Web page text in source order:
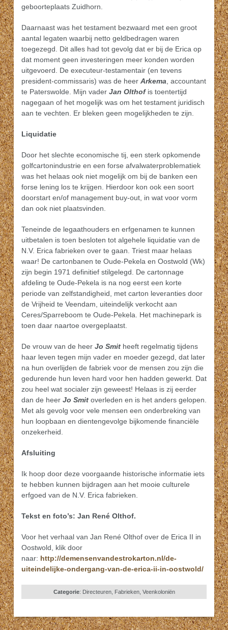
geboorteplaats Zuidhorn.
Daarnaast was het testament bezwaard met een groot
aantal legaten waarbij netto geldbedragen waren
toegezegd. Dit alles had tot gevolg dat er bij de Erica op
dat moment geen investeringen meer konden worden
uitgevoerd. De executeur-testamentair (en tevens
president-commissaris) was de heer Arkema , accountant
te Paterswolde. Mijn vader Jan Olthof is toentertijd
nagegaan of het mogelijk was om het testament juridisch
aan te vechten. Er bleken geen mogelijkheden te zijn.
Liquidatie
Door het slechte economische tij, een sterk opkomende
golfcartonindustrie en een forse afvalwaterproblematiek
was het helaas ook niet mogelijk om bij de banken een
forse lening los te krijgen. Hierdoor kon ook een soort
doorstart en/of management buy-out, in wat voor vorm
dan ook niet plaatsvinden.
Teneinde de legaathouders en erfgenamen te kunnen
uitbetalen is toen besloten tot algehele liquidatie van de
N.V. Erica fabrieken over te gaan. Triest maar helaas
waar! De cartonbanen te Oude-Pekela en Oostwold (Wk)
zijn begin 1971 definitief stilgelegd. De cartonnage
afdeling te Oude-Pekela is na nog eerst een korte
periode van zelfstandigheid, met carton leveranties door
de Vrijheid te Veendam, uiteindelijk verkocht aan
Ceres/Sparreboom te Oude-Pekela. Het machinepark is
toen daar naartoe overgeplaatst.
De vrouw van de heer Jo Smitheeft regelmatig tijdens
haar leven tegen mijn vader en moeder gezegd, dat later
na hun overlijden de fabriek voor de mensen zou zijn die
gedurende hun leven hard voor hen hadden gewerkt. Dat
zou heel wat socialer zijn geweest! Helaas is zij eerder
dan de heer Jo Smit overleden en is het anders gelopen.
Met als gevolg voor vele mensen een onderbreking van
hun loopbaan en dientengevolge bijkomende financiële
onzekerheid.
Afsluiting
Ik hoop door deze voorgaande historische informatie iets
te hebben kunnen bijdragen aan het mooie culturele
erfgoed van de N.V. Erica fabrieken.
Tekst en foto’s: Jan René Olthof.
Voor het verhaal van Jan René Olthof over de Erica II in
Oostwold, klik door
naar: http://demensenvandestrokarton.nl/de-
uiteindelijke-ondergang-van-de-erica-ii-in-oostwold/
Categorie: Directeuren, Fabrieken, Veenkoloniën